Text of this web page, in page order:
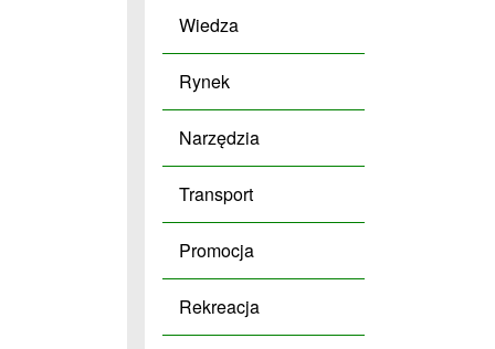
Wiedza
Rynek
Narzędzia
Transport
Promocja
Rekreacja